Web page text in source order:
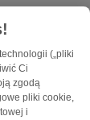
(„pliki
Ci
zgodą
pliki cookie,
i